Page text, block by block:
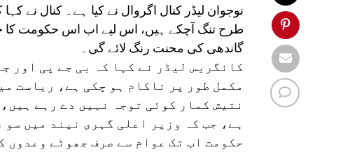
طرح تنگ آچکے ہیں، اس لیے اب اس حکومت کا
گاندھی کی محنت رنگ لائے گی۔
کانگریس لیڈر نے کہا کہ بی جے پی اور
مکمل طور پر ناکام ہو چکی ہے، ریاست
نتیش کمار کوئی توجہ نہیں دے رہے
ہے، جب کہ وزیر اعلی گہری نیند میں
حکومت اب تک عوام سے صرف جھوٹے وعدوں